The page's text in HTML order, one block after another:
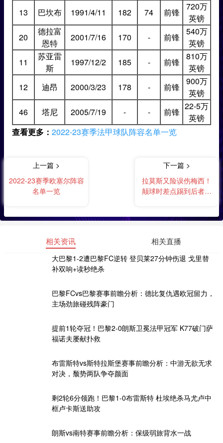
13
巴坎布 1991/4/11 182 74 前锋
720万
英镑
20
德拉富
恩特
2001/7/16 170 - 前锋
540万
英镑
11
苏亚雷
斯
1997/12/2 185 - 前锋
810万
英镑
12
迪昂 2000/3/23 178 - 前锋
900万
英镑
46
塔尼 2005/7/19 - - 前锋
22-5万
英镑
查看更多： 2022-23赛季法甲球队阵容名单一览
上一篇 >
2022-23赛季欧塞尔阵容
名单一览
下一篇 >
拉莫斯又险误伤梅西！
颠球时差点踢到后者脸
相关资讯 相关直播
大巴黎1-2遭巴黎FC逆转 登贝莱27分钟伤退 戈里替
补双响+读秒绝杀
巴黎FCvs巴黎赛事前瞻分析：德比复仇遇欧冠留力，
主场劲旅碰残阵豪门
提前1轮夺冠！巴黎2-0朗斯卫冕法甲冠军 K77破门萨
福诺夫屡献扑救
布雷斯特vs斯特拉斯堡赛事前瞻分析：中游无欲无求
对决，颓势两队争夺颜面
剩2轮6分领跑！巴黎1-0布雷斯特 杜埃绝杀马尤卢中
框卢卡斯送助攻
朗斯vs南特赛事前瞻分析：保级弱旅背水一战